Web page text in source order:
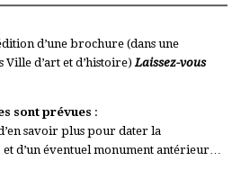
d’une brochure (dans une
Ville d’art et d’histoire)Laissez-vous
sont prévues :
savoir plus pour dater la
d’un éventuel monument antérieur…